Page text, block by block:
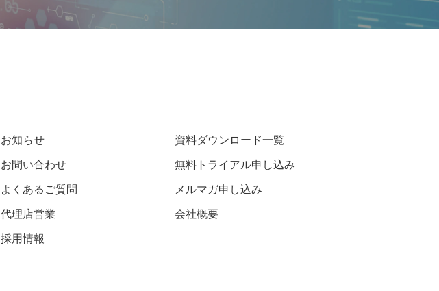
お知らせ
お問い合わせ
よくあるご質問
代理店営業
採用情報
資料ダウンロード一覧
無料トライアル申し込み
メルマガ申し込み
会社概要